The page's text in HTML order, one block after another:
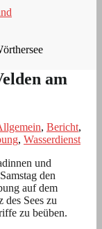
am
, Bericht,
, Wasserdienst
und
den
auf dem
des Sees zu
zu beüben.